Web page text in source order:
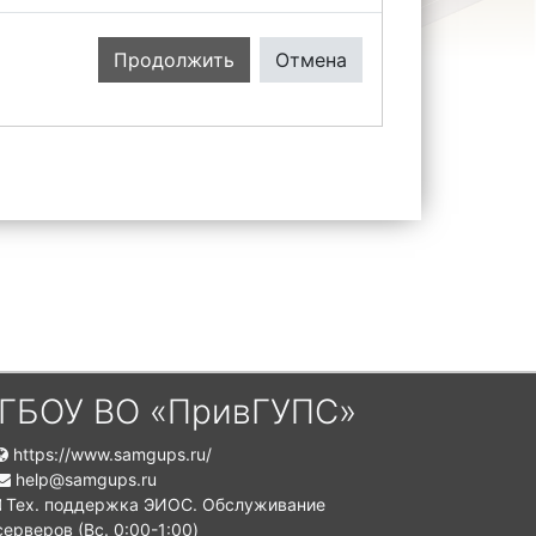
Продолжить Отмена
ВО «ПривГУПС»
https://www.samgups.ru/
help@samgups.ru
Тех. поддержка ЭИОС. Обслуживание
(Вc. 0:00-1:00)